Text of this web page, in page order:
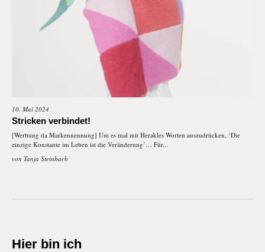
10. Mai 2024
Stricken verbindet!
[Werbung da Markennennung] Um es mal mit Herakles Worten auszudrücken, ‘Die
einzige Konstante im Leben ist die Veränderung’… Für...
von Tanja Steinbach
Hier bin ich